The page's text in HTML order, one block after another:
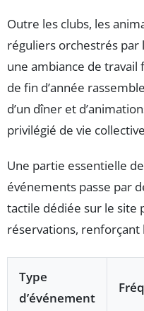
Outre les clubs, les
réguliers orchestrés
une ambiance de
de fin d’année
d’un dîner et
privilégié de vie
Une partie essentielle
événements passe par
tactile dédiée sur le site
réservations, renforçant
Type
d’événement